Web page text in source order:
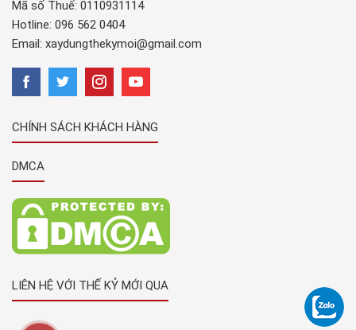
Mã số Thuế: 0110931114
Hotline: 096 562 0404
Email: xaydungthekymoi@gmail.com
CHÍNH SÁCH KHÁCH HÀNG
DMCA
LIÊN HỆ VỚI THẾ KỶ MỚI QUA